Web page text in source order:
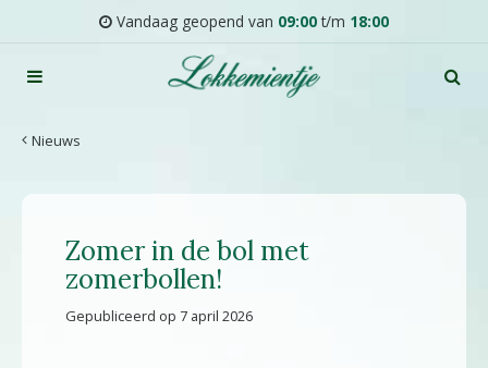
Nieuws
Vandaag geopend van 09:00t/m 18:00
Zomer in de bol met
zomerbollen!
Gepubliceerd op 7 april 2026